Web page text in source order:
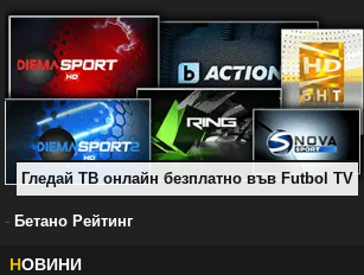
Гледай ТВ онлайн безплатно във Futbol TV
- Бетано Рейтинг
НОВИНИ